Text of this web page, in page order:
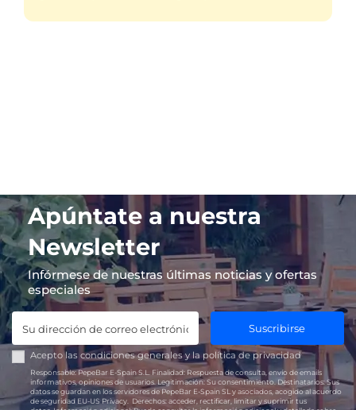
Apúntate a nuestra
Newsletter
Infórmese de nuestras últimas noticias y ofertas
especiales
Suscribirse
Acepto las condiciones generales y lapolítica de privacidad
Responsable:PepeBar E-Spain S.L. Finalidad: Respuesta de consulta, envío de emails
informativos, opiniones de usuarios. Legitimación: Su consentimiento. Destinatarios:Sus
datos se guardan en los servidores de PepeBar E-Spain SL y asociados, acogido al acuerdo
de seguridad EU-US Privacy.
Derechos: acceder, rectificar, limitar y suprimir tus